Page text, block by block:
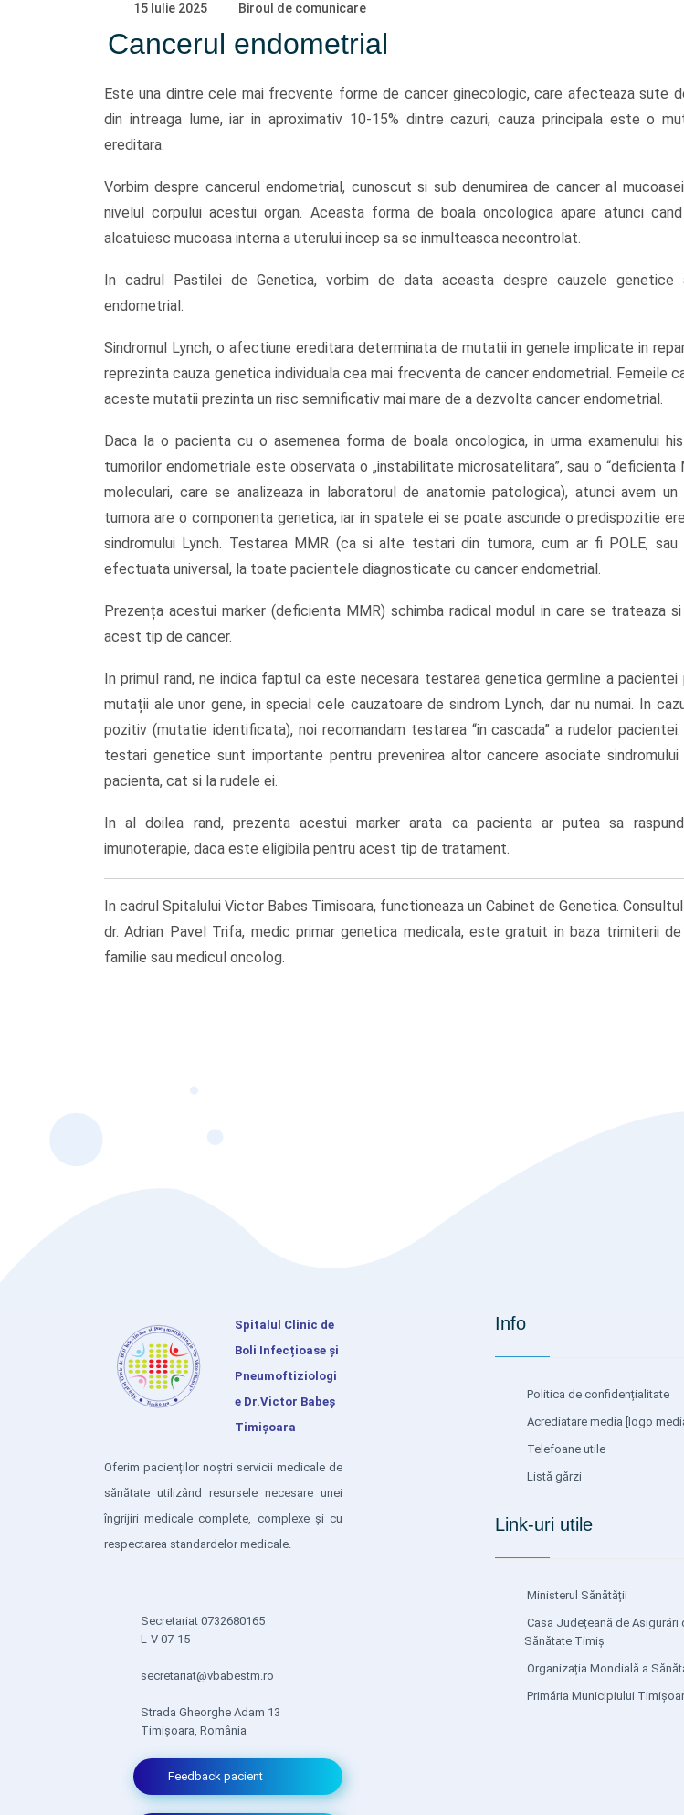
15 Iulie 2025 Biroul de comunicare
Cancerul endometrial
Este una dintre cele mai frecvente forme de cancer ginecologic, care afecteaza sute
din intreaga lume, iar in aproximativ 10-15% dintre cazuri, cauza principala este o
ereditara.
Vorbim despre cancerul endometrial, cunoscut si sub denumirea de cancer al
nivelul corpului acestui organ. Aceasta forma de boala oncologica apare atunci
alcatuiesc mucoasa interna a uterului incep sa se inmulteasca necontrolat.
In cadrul Pastilei de Genetica, vorbim de data aceasta despre cauzele genetice
endometrial.
Sindromul Lynch, o afectiune ereditara determinata de mutatii in genele implicate in
reprezinta cauza genetica individuala cea mai frecventa de cancer endometrial. Femeile
aceste mutatii prezinta un risc semnificativ mai mare de a dezvolta cancer endometrial.
Daca la o pacienta cu o asemenea forma de boala oncologica, in urma examenului
tumorilor endometriale este observata o „instabilitate microsatelitara”, sau o “deficienta
moleculari, care se analizeaza in laboratorul de anatomie patologica), atunci avem
tumora are o componenta genetica, iar in spatele ei se poate ascunde o predispozitie
sindromului Lynch. Testarea MMR (ca si alte testari din tumora, cum ar fi POLE,
efectuata universal, la toate pacientele diagnosticate cu cancer endometrial.
Prezența acestui marker (deficienta MMR) schimba radical modul in care se trateaza
acest tip de cancer.
In primul rand, ne indica faptul ca este necesara testarea genetica germline a pacientei
mutații ale unor gene, in special cele cauzatoare de sindrom Lynch, dar nu numai. In
pozitiv (mutatie identificata), noi recomandam testarea “in cascada” a rudelor
testari genetice sunt importante pentru prevenirea altor cancere asociate
pacienta, cat si la rudele ei.
In al doilea rand, prezenta acestui marker arata ca pacienta ar putea sa
imunoterapie, daca este eligibila pentru acest tip de tratament.
In cadrul Spitalului Victor Babes Timisoara, functioneaza un Cabinet de Genetica.
dr. Adrian Pavel Trifa, medic primar genetica medicala, este gratuit in baza trimiterii
familie sau medicul oncolog.
Spitalul Clinic de
Boli Infecțioase și
Pneumoftiziologi
e Dr.Victor Babeș
Timișoara
Oferim pacienților noștri servicii medicale de
sănătate utilizând resursele necesare unei
îngrijiri medicale complete, complexe și cu
respectarea standardelor medicale.
Secretariat 0732680165
L-V 07-15
secretariat@vbabestm.ro
Strada Gheorghe Adam 13
Timișoara, România
Feedback pacient
Info
Politica de confidențialitate
Acrediatare media [logo
Telefoane utile
Listă gărzi
Link-uri utile
Ministerul Sănătății
Casa Județeană de Asigurări
Sănătate Timiș
Organizația Mondială a
Primăria Municipiului